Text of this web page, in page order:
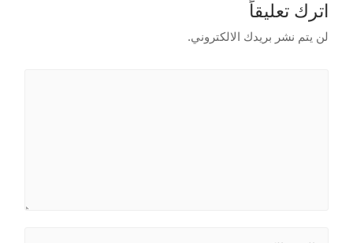
اترك تعليقاً
لن يتم نشر بريدك الالكتروني.